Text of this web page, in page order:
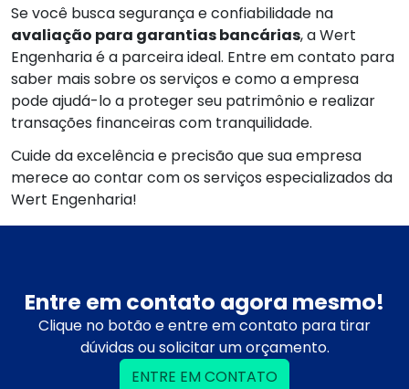
Se você busca segurança e confiabilidade na
avaliação para garantias bancárias, a Wert
Engenharia é a parceira ideal. Entre em contato para
saber mais sobre os serviços e como a empresa
pode ajudá-lo a proteger seu patrimônio e realizar
transações financeiras com tranquilidade.
Cuide da excelência e precisão que sua empresa
merece ao contar com os serviços especializados da
Wert Engenharia!
Entre em contato agora mesmo!
Clique no botão e entre em contato para tirar
dúvidas ou solicitar um orçamento.
ENTRE EM CONTATO